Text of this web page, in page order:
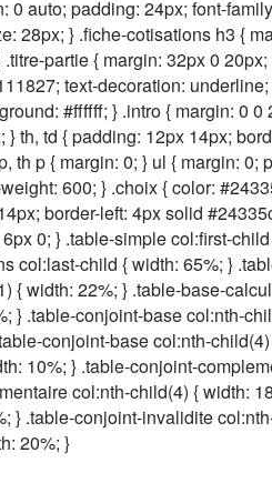
0 auto; padding: 24px; font-
28px; } .fiche-cotisations h3 {
partie { margin: 32px 0
text-decoration:
#ffffff; } .intro { margin: 0
th, td { padding: 12px 14px;
th p { margin: 0; } ul { margin:
600; } .choix { color:
border-left: 4px solid
0; } .table-simple col:first-
col:last-child { width: 65%; }
{ width: 22%; } .table-base-
} .table-conjoint-base col:nth-
conjoint-base col:nth-
10%; } .table-conjoint-
col:nth-child(4) { width:
} .table-conjoint-invalidite
20%; }